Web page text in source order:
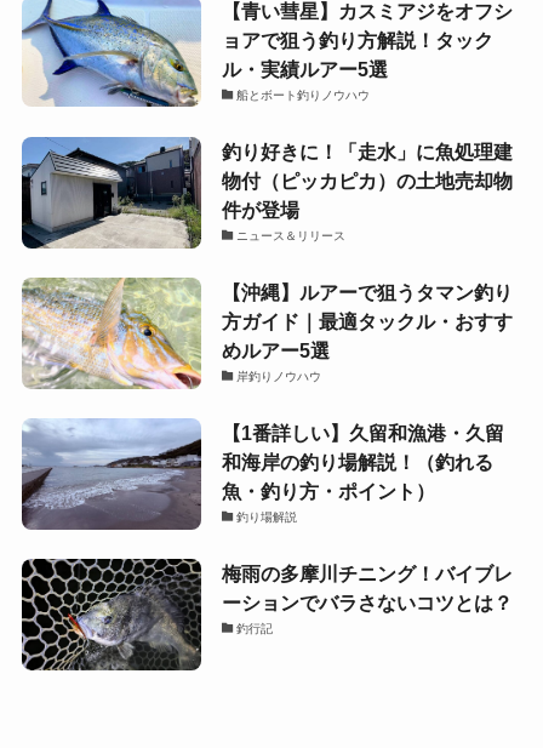
【青い彗星】カスミアジをオフシ
ョアで狙う釣り方解説！タック
ル・実績ルアー5選
船とボート釣りノウハウ
釣り好きに！「走水」に魚処理建
物付（ピッカピカ）の土地売却物
件が登場
ニュース＆リリース
【沖縄】ルアーで狙うタマン釣り
方ガイド｜最適タックル・おすす
めルアー5選
岸釣りノウハウ
【1番詳しい】久留和漁港・久留
和海岸の釣り場解説！（釣れる
魚・釣り方・ポイント）
釣り場解説
梅雨の多摩川チニング！バイブレ
ーションでバラさないコツとは？
釣行記